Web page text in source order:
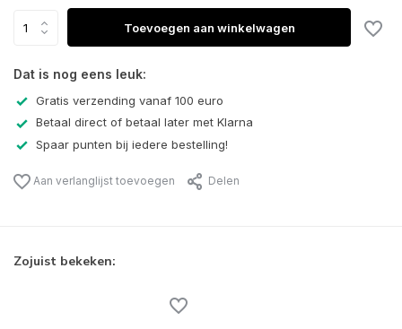
Toevoegen aan winkelwagen
Dat is nog eens leuk:
Gratis verzending vanaf 100 euro
Betaal direct of betaal later met Klarna
Spaar punten bij iedere bestelling!
Aan verlanglijst toevoegen Delen
Zojuist bekeken: